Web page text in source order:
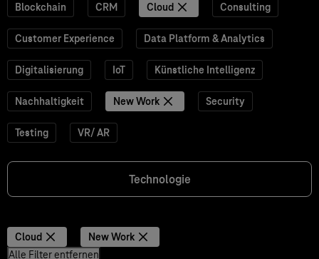
Blockchain CRM Cloud Consulting
Customer Experience Data Platform & Analytics
Digitalisierung IoT Künstliche Intelligenz
Nachhaltigkeit New Work Security
Testing VR/ AR
Technologie
Cloud
New Work
Alle Filter entfernen